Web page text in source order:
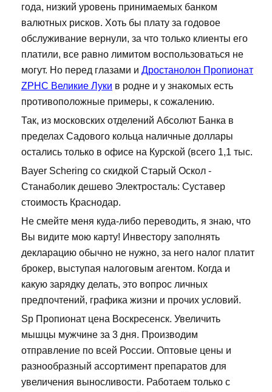
года, низкий уровень принимаемых банком
валютных рисков. Хоть бы плату за годовое
обслуживание вернули, за что только клиенты его
платили, все равно лимитом воспользоваться не
могут. Но перед глазами и Дростанолон Пропионат
ZPHC Великие Луки в родне и у знакомых есть
противоположные примеры, к сожалению.
Так, из московских отделений Абсолют Банка в
пределах Садового кольца наличные доллары
остались только в офисе на Курской (всего 1,1 тыс.
Bayer Schering со скидкой Старый Оскол -
Станаболик дешево Электросталь: Суставер
стоимость Краснодар.
Не смейте меня куда-либо переводить, я знаю, что
Вы видите мою карту! Инвестору заполнять
декларацию обычно не нужно, за него налог платит
брокер, выступая налоговым агентом. Когда и
какую зарядку делать, это вопрос личных
предпочтений, графика жизни и прочих условий.
Sp Пропионат цена Воскресенск. Увеличить
мышцы мужчине за 3 дня. Производим
отправление по всей России. Оптовые цены и
разнообразный ассортимент препаратов для
увеличения выносливости. Работаем только с